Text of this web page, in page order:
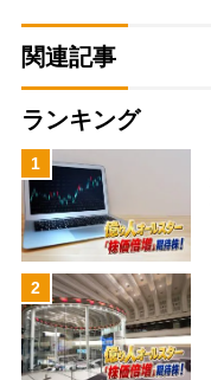
関連記事
ランキング
1
2